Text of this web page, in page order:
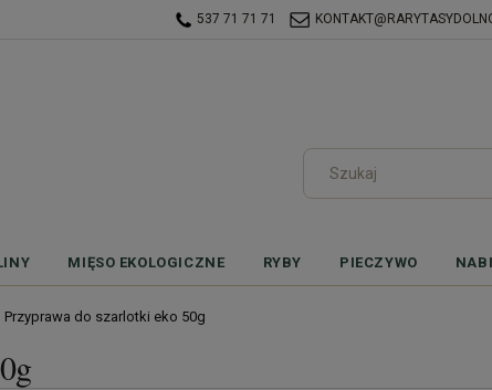
537 71 71 71
MIĘSO EKOLOGICZNE RYBY PIECZYWO
Przyprawa do szarlotki eko 50g